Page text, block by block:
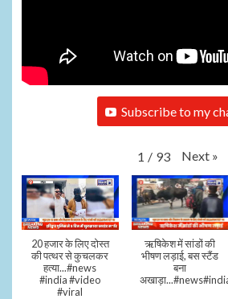
Subscribe to my
1 / 93 Next »
20 हजार के लिए दोस्त
की पत्थर से कुचलकर
हत्या...#news
#india #video
#viral
ऋषिकेश में सांडों की
भीषण लड़ाई, बस स्टैंड
बना